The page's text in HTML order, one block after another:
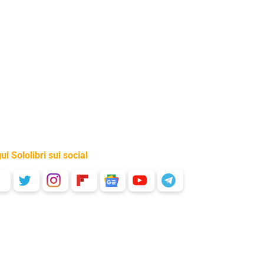
Sololibri sui social